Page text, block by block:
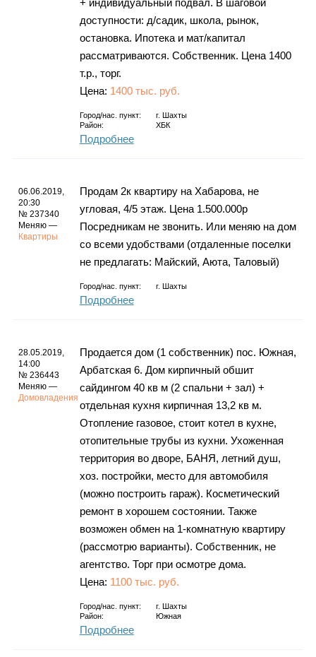
+ индивидуальный подвал. В шаговой
доступности: д/садик, школа, рынок,
остановка. Ипотека и мат/капитал
рассматриваются. Собственник. Цена 1400
т.р., торг.
Цена: 1400 тыс. руб.
Город/нас. пункт: г.
Шахты
Район:
ХБК
Подробнее
06.06.2019,
20:30
№ 237340
Меняю —
Квартиры
Продам 2к квартиру на Хабарова, не
угловая, 4/5 этаж. Цена 1.500.000р
Посредникам не звонить. Или меняю на дом
со всеми удобствами (отдаленные поселки
не предлагать: Майский, Аюта, Таловый)
Город/нас. пункт: г. Шахты
Подробнее
28.05.2019,
14:00
№ 236443
Меняю —
Домовладения
Продается дом (1 собственник) пос. Южная,
Арбатская 6. Дом кирпичный обшит
сайдингом 40 кв м (2 спальни + зал) +
отдельная кухня кирпичная 13,2 кв м.
Отопление газовое, стоит котел в кухне,
отопительные трубы из кухни. Ухоженная
территория во дворе, БАНЯ, летний душ,
хоз. постройки, место для автомобиля
(можно построить гараж). Косметический
ремонт в хорошем состоянии. Также
возможен обмен на 1-комнатную квартиру
(рассмотрю варианты). Собственник, не
агентство. Торг при осмотре дома.
Цена: 1100 тыс. руб.
Город/нас. пункт: г.
Шахты
Район:
Южная
Подробнее